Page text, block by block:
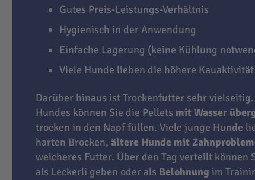
Gutes Preis-Leistungs-Verhältnis
Hygienisch in der Anwendung
Einfache Lagerung (keine Kühlung
Viele Hunde lieben die höhere Kauaktivität
Darüber hinaus ist Trockenfutter sehr
Hundes können Sie die Pellets mit Wasser
trocken in den Napf füllen. Viele junge Hunde
harten Brocken, ältere Hunde mit
weicheres Futter. Über den Tag verteilt können
als Leckerli geben oder als Belohnung im